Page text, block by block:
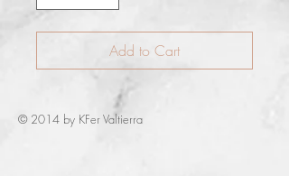
Add to Cart
© 2014 by KFer Valtierra